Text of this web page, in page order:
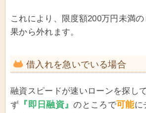
これにより、限度額200万円未満
果から外れます。
借入れを急いでいる場合
融資スピードが速いローンを探し
ず 『即日融資』のところで可能に